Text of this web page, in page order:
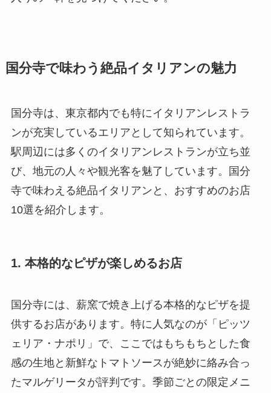
国分寺で味わう絶品イタリアンの魅力
国分寺は、東京都内でも特にイタリアンレストラ
ンが充実しているエリアとして知られています。
駅周辺には多くのイタリアンレストランが立ち並
び、地元の人々や観光客を魅了しています。国分
寺で味わえる絶品イタリアンと、おすすめのお店
10選を紹介します。
1. 本格的なピザが楽しめるお店
国分寺には、薪窯で焼き上げる本格的なピザを提
供するお店があります。特に人気なのが「ピッツ
ェリア・ナポリ」で、ここではもちもちとした食
感の生地と新鮮なトマトソースが絶妙に絡み合っ
たマルゲリータが評判です。季節ごとの限定メニ